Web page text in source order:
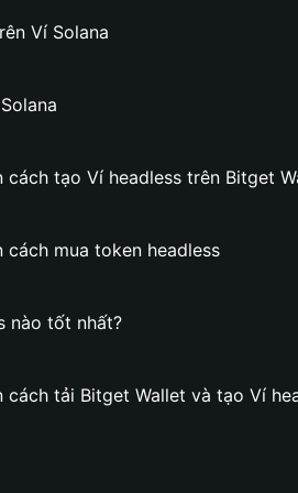
Ví Solana
cách tạo Ví headless trên Bitget
cách mua token headless
nào tốt nhất?
cách tải Bitget Wallet và tạo Ví